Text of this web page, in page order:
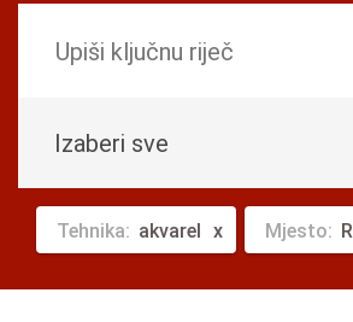
Izaberi sve
Tehnika: akvarel Mjesto: